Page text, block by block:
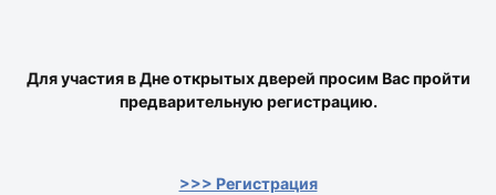
Для участия в Дне открытых дверей просим Вас пройти
предварительную регистрацию.
>>> Регистрация